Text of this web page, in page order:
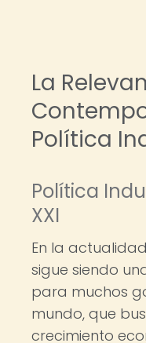
La
Política
Política
XXI
En la
sigue siendo
para muchos
mundo, que
crecimiento